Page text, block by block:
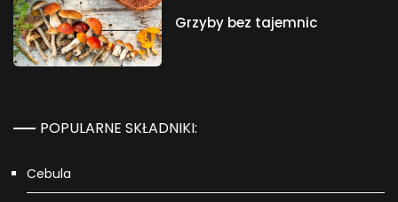
Grzyby bez tajemnic
POPULARNE SKŁADNIKI:
Cebula